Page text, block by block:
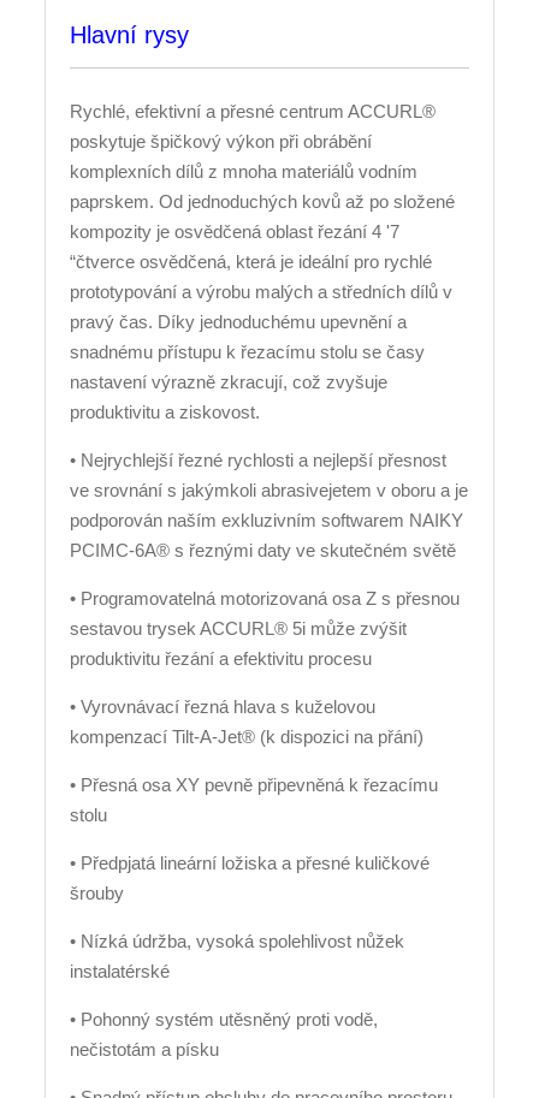
Hlavní rysy
Rychlé, efektivní a přesné centrum ACCURL®
poskytuje špičkový výkon při obrábění
komplexních dílů z mnoha materiálů vodním
paprskem. Od jednoduchých kovů až po složené
kompozity je osvědčená oblast řezání 4 '7
“čtverce osvědčená, která je ideální pro rychlé
prototypování a výrobu malých a středních dílů v
pravý čas. Díky jednoduchému upevnění a
snadnému přístupu k řezacímu stolu se časy
nastavení výrazně zkracují, což zvyšuje
produktivitu a ziskovost.
• Nejrychlejší řezné rychlosti a nejlepší přesnost
ve srovnání s jakýmkoli abrasivejetem v oboru a je
podporován naším exkluzivním softwarem NAIKY
PCIMC-6A® s řeznými daty ve skutečném světě
• Programovatelná motorizovaná osa Z s přesnou
sestavou trysek ACCURL® 5i může zvýšit
produktivitu řezání a efektivitu procesu
• Vyrovnávací řezná hlava s kuželovou
kompenzací Tilt-A-Jet® (k dispozici na přání)
• Přesná osa XY pevně připevněná k řezacímu
stolu
• Předpjatá lineární ložiska a přesné kuličkové
šrouby
• Nízká údržba, vysoká spolehlivost nůžek
instalatérské
• Pohonný systém utěsněný proti vodě,
nečistotám a písku